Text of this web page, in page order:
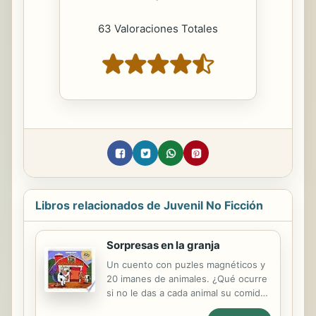
63 Valoraciones Totales
Libros relacionados de Juvenil No Ficción
Sorpresas en la granja
Un cuento con puzles magnéticos y
20 imanes de animales. ¿Qué ocurre
si no le das a cada animal su comida?
¡Pues que toda la granja se vuelve